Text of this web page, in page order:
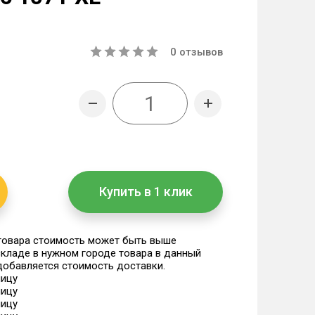
0 отзывов
Купить в 1 клик
стоимость может быть выше
в нужном городе товара в данный
стоимость доставки.